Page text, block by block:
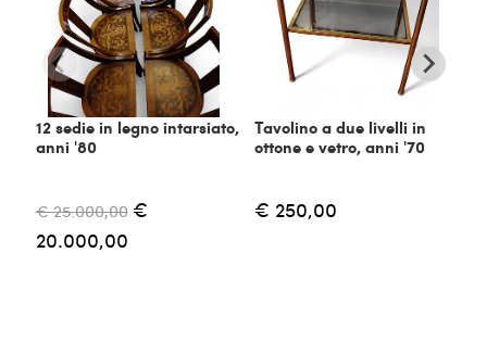
12 sedie in legno intarsiato,
anni '80
€ 25.000,00 €
20.000,00
Tavolino a due livelli in
ottone e vetro, anni '70
€ 250,00